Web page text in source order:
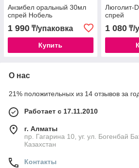
Анзибел оральный 30мл
спрей Нобель
1 990 ₸/упаковка
Купить
Люголит-
спрей
1 080₸/
О нас
21% положительных из 14 отзывов за
Работает с 17.11.2010
г. Алматы
пр. Гагарина 10, уг. ул. Богенбай
Казахстан
Контакты